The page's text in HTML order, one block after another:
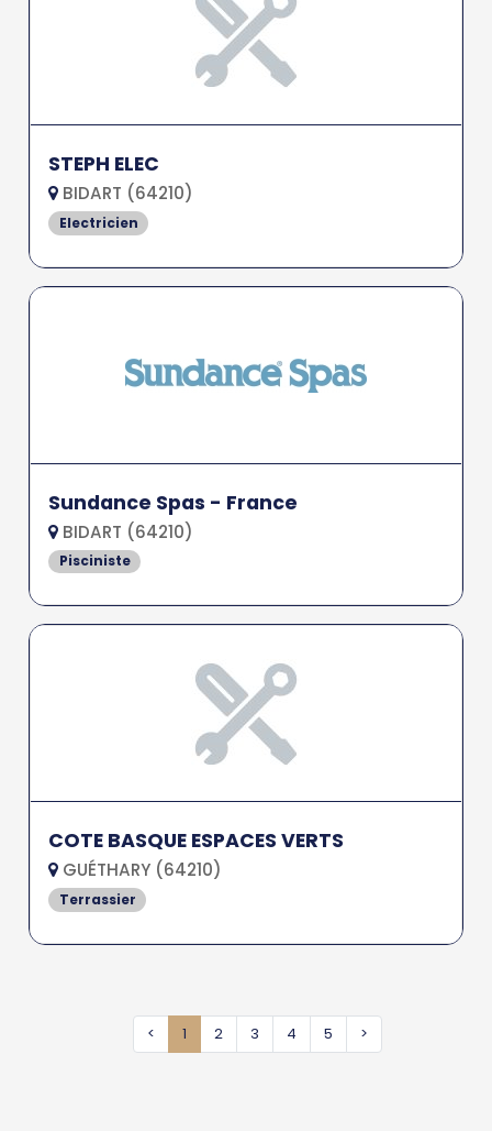
STEPH ELEC
BIDART (64210)
Electricien
Sundance Spas - France
BIDART (64210)
Pisciniste
COTE BASQUE ESPACES VERTS
GUÉTHARY (64210)
Terrassier
< 1 2 3 4 5 >